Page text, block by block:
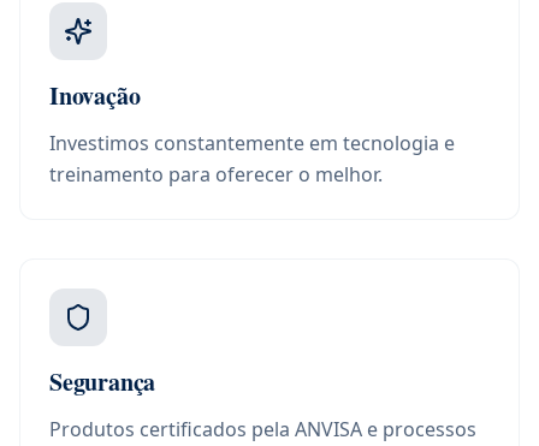
Inovação
Investimos constantemente em tecnologia e
treinamento para oferecer o melhor.
Segurança
Produtos certificados pela ANVISA e processos